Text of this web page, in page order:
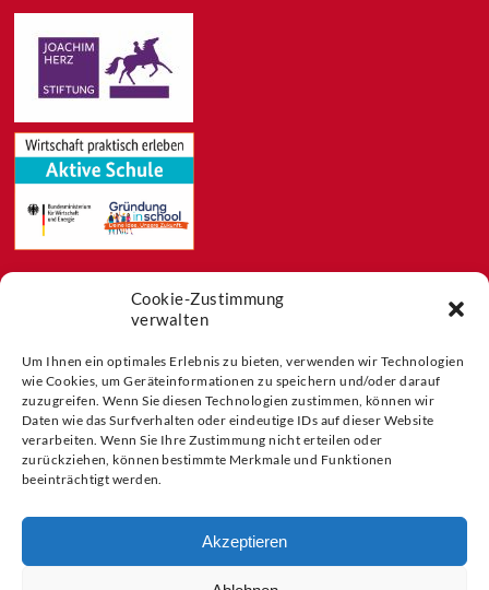
Cookie-Zustimmung
verwalten
Um Ihnen ein optimales Erlebnis zu bieten, verwenden wir Technologien
wie Cookies, um Geräteinformationen zu speichern und/oder darauf
zuzugreifen. Wenn Sie diesen Technologien zustimmen, können wir
Daten wie das Surfverhalten oder eindeutige IDs auf dieser Website
verarbeiten. Wenn Sie Ihre Zustimmung nicht erteilen oder
zurückziehen, können bestimmte Merkmale und Funktionen
beeinträchtigt werden.
Akzeptieren
Blog
Buchtipps
Partner der